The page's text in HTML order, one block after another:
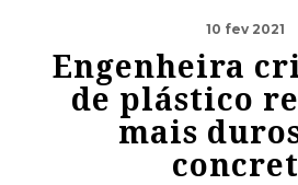
10 fev 2021
Engenheira
de plástico
mais